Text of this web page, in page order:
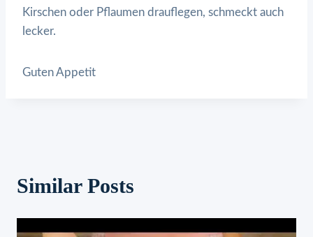
Kirschen oder Pflaumen drauflegen, schmeckt auch
lecker.
Guten Appetit
Similar Posts